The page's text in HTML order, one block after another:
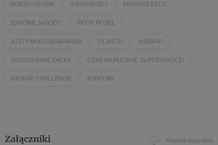
MOKRA PRAWA U PANI BABCI MARIUSZ PELC
ZDROWE JAGODY PIOTR POSEŁ
JUSTYNA KUSIBAB-MRUK PLANTIN HASKAP
JAGODA KAMCZACKA CZAS NA POLSKIE SUPEROWOCE!
HASKAP CHALLENGE KZGPOIW
Załączniki Pobierz wszystkie